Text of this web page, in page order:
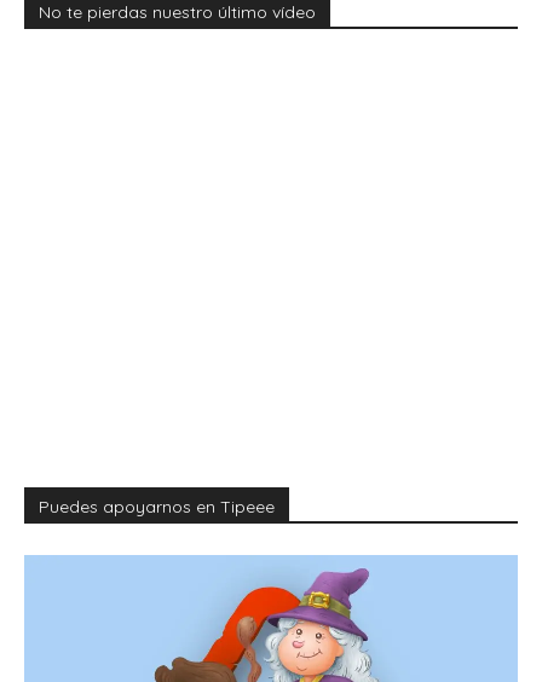
No te pierdas nuestro último vídeo
Puedes apoyarnos en Tipeee